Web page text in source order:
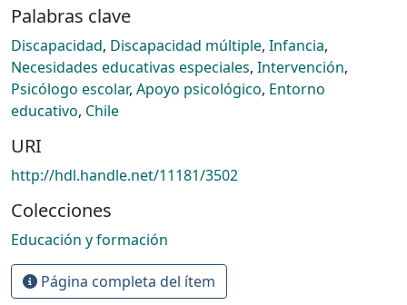
Palabras clave
Discapacidad, Discapacidad múltiple, Infancia,
Necesidades educativas especiales, Intervención,
Psicólogo escolar, Apoyo psicológico, Entorno
educativo, Chile
URI
http://hdl.handle.net/11181/3502
Colecciones
Educación y formación
Página completa del ítem